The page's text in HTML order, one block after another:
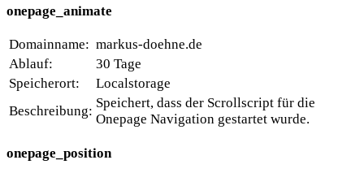
onepage_animate
Domainname: markus-doehne.de
Ablauf:
30 Tage
Speicherort:
Localstorage
Beschreibung:
Speichert, dass der Scrollscript für die
Onepage Navigation gestartet wurde.
onepage_position